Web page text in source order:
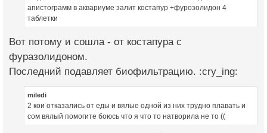
апистограмм в аквариуме залит костапур +фурозолидон 4
таблетки
Вот потому и сошла - от костапура с
фуразолидоном.
Последний подавляет биофильтрацию. :cry_ing:
miledi
2 кои отказались от еды и вялые одной из них трудно плавать и
сом вялый помогите боюсь что я что то натворила не то ((